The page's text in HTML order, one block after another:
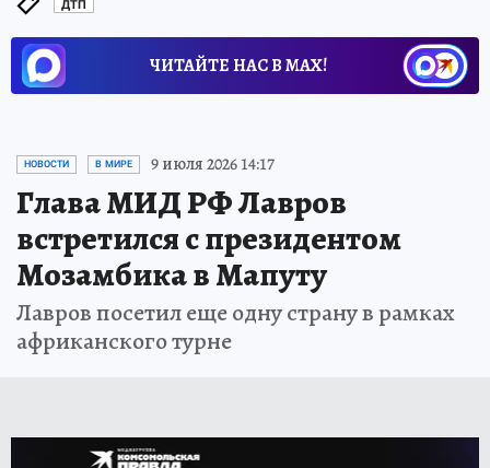
ДТП
ЧИТАЙТЕ НАС В МАХ!
НОВОСТИ В МИРЕ 9 июля 2026 14:17
Глава МИД РФ Лавров
встретился с президентом
Мозамбика в Мапуту
Лавров посетил еще одну страну в рамках
африканского турне